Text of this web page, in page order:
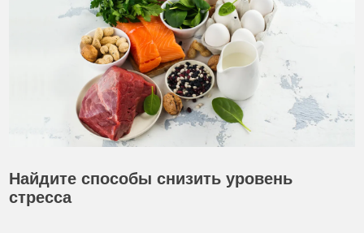
Найдите способы снизить уровень
стресса